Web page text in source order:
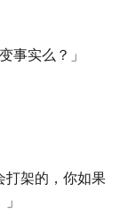
事实么？」
打架的，你如果